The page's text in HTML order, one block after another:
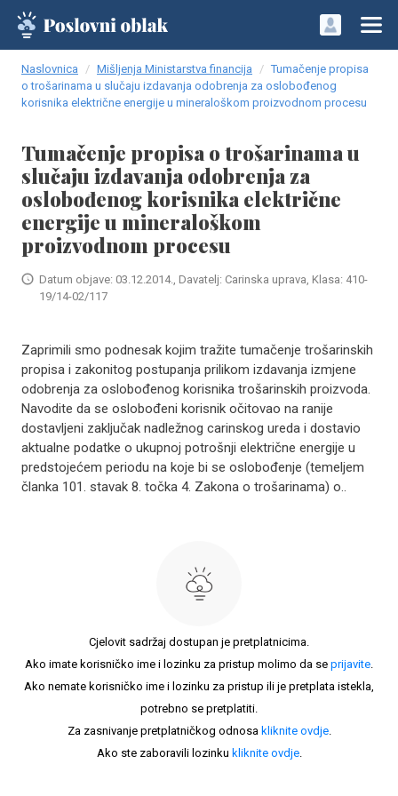
Naslovnica Mišljenja Ministarstva financija
Tumačenje propisa
o trošarinama u slučaju izdavanja odobrenja za oslobođenog
korisnika električne energije u mineraloškom proizvodnom procesu
Tumačenje propisa o trošarinama u
slučaju izdavanja odobrenja za
oslobođenog korisnika električne
energije u mineraloškom
proizvodnom procesu
Datum objave: 03.12.2014., Davatelj: Carinska uprava, Klasa: 410-
19/14-02/117
Zaprimili smo podnesak kojim tražite tumačenje trošarinskih
propisa i zakonitog postupanja prilikom izdavanja izmjene
odobrenja za oslobođenog korisnika trošarinskih proizvoda.
Navodite da se oslobođeni korisnik očitovao na ranije
dostavljeni zaključak nadležnog carinskog ureda i dostavio
aktualne podatke o ukupnoj potrošnji električne energije u
predstojećem periodu na koje bi se oslobođenje (temeljem
članka 101. stavak 8. točka 4. Zakona o trošarinama) o..
Cjelovit sadržaj dostupan je pretplatnicima.
Ako imate korisničko ime i lozinku za pristup molimo da se prijavite.
Ako nemate korisničko ime i lozinku za pristup ili je pretplata istekla,
potrebno se pretplatiti.
Za zasnivanje pretplatničkog odnosa kliknite ovdje.
Ako ste zaboravili lozinku kliknite ovdje.